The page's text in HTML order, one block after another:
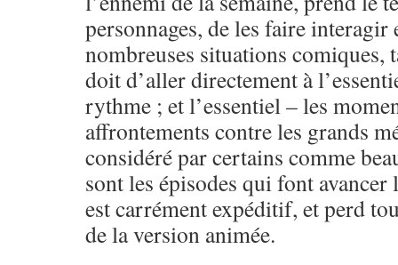
personnages, de les faire interagir
nombreuses situations comiques,
doit d’aller directement à
rythme ; et l’essentiel – les
affrontements contre les grands
considéré par certains comme
sont les épisodes qui font
est carrément expéditif, et perd
de la version animée.